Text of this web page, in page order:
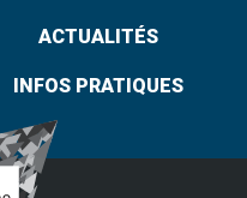
ACTUALITÉS
INFOS PRATIQUES